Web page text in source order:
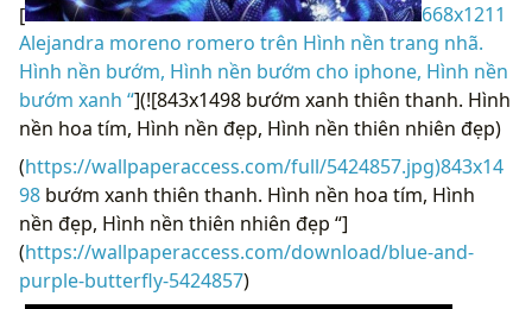
[
668x1211
Alejandra moreno romero trên Hình nền trang nhã.
Hình nền bướm, Hình nền bướm cho iphone, Hình nền
bướm xanh “](![843x1498 bướm xanh thiên thanh. Hình
nền hoa tím, Hình nền đẹp, Hình nền thiên nhiên đẹp)
(https://wallpaperaccess.com/full/5424857.jpg)843x14
98 bướm xanh thiên thanh. Hình nền hoa tím, Hình
nền đẹp, Hình nền thiên nhiên đẹp “]
(https://wallpaperaccess.com/download/blue-and-
purple-butterfly-5424857)